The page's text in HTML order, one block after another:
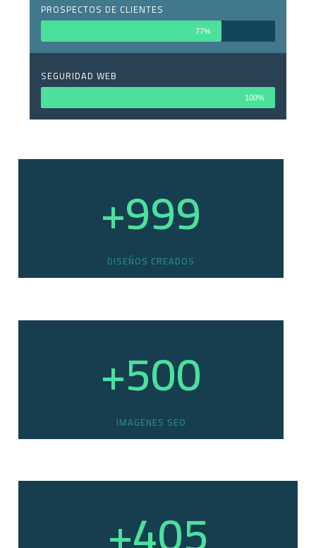
PROSPECTOS DE CLIENTES
77%
SEGURIDAD WEB
100%
+999
DISEÑOS CREADOS
+500
IMAGENES SEO